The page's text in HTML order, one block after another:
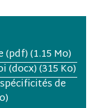
(pdf)(1.15 Mo)
(docx)(315 Ko)
de